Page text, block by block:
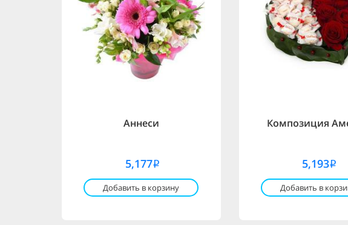
Аннеси
5,177i
Добавить в корзину
Композиция
5,193i
Добавить в